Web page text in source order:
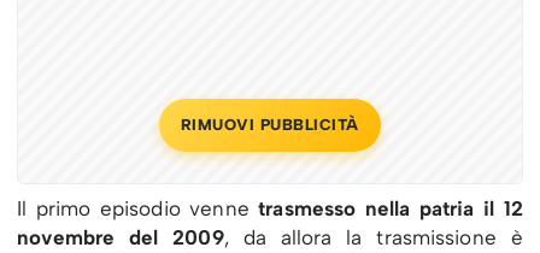
RIMUOVI PUBBLICITÀ
Il primo episodio venne trasmesso nella patria il 12
novembre del 2009, da allora la trasmissione è